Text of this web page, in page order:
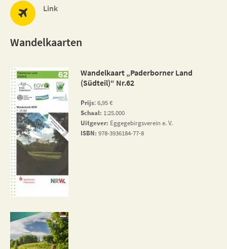
Link
Wandelkaarten
Wandelkaart „Paderborner Land
(Südteil)“ Nr.62
Prijs: 6,95 €
Schaal: 1:25.000
Uitgever: Eggegebirgsverein e. V.
ISBN: 978-3936184-77-8